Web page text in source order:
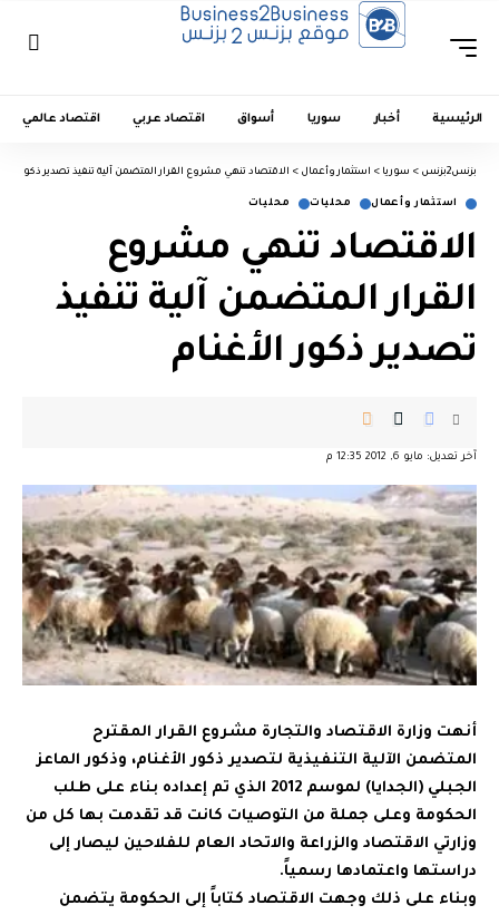
الرئيسية أخبار سوريا أسواق اقتصاد عربي اقتصاد عالمي
بزنس2بزنس > سوريا > استثمار وأعمال > الاقتصاد تنهي مشروع القرار المتضمن آلية تنفيذ تصدير ذكور
استثمار وأعمال محليات محليات
الاقتصاد تنهي مشروع
القرار المتضمن آلية تنفيذ
تصدير ذكور الأغنام
آخر تعديل: مايو 6, 2012 12:35 م
أنهت وزارة الاقتصاد والتجارة مشروع القرار المقترح
المتضمن الآلية التنفيذية لتصدير ذكور الأغنام، وذكور الماعز
الجبلي (الجدايا) لموسم 2012 الذي تم إعداده بناء على طلب
الحكومة وعلى جملة من التوصيات كانت قد تقدمت بها كل من
وزارتي الاقتصاد والزراعة والاتحاد العام للفلاحين ليصار إلى
دراستها واعتمادها رسمياً.
وبناء على ذلك وجهت الاقتصاد كتاباً إلى الحكومة يتضمن